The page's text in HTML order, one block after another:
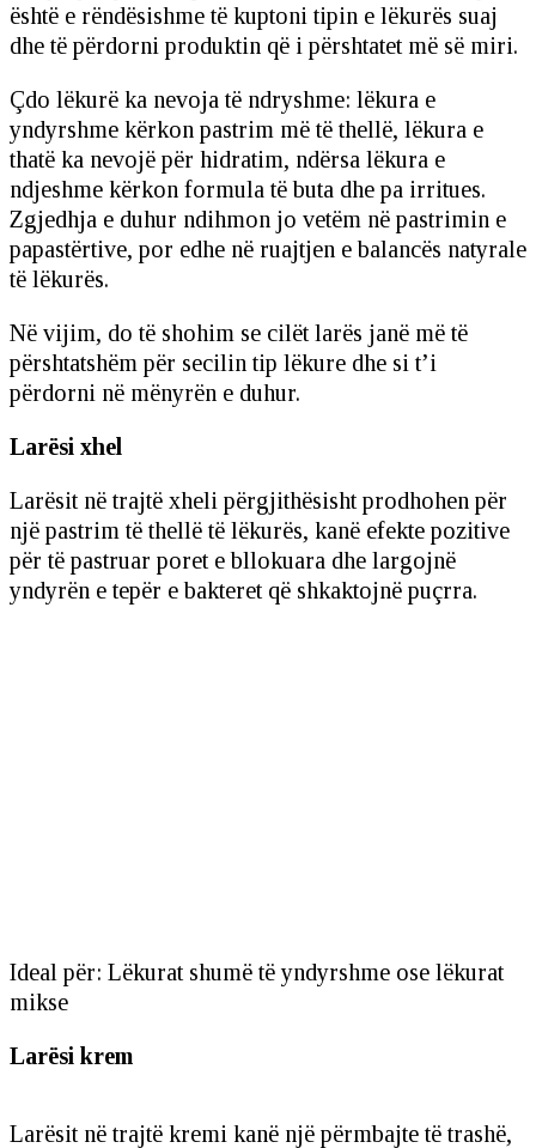
është e rëndësishme të kuptoni tipin e lëkurës suaj
dhe të përdorni produktin që i përshtatet më së miri.
Çdo lëkurë ka nevoja të ndryshme: lëkura e
yndyrshme kërkon pastrim më të thellë, lëkura e
thatë ka nevojë për hidratim, ndërsa lëkura e
ndjeshme kërkon formula të buta dhe pa irritues.
Zgjedhja e duhur ndihmon jo vetëm në pastrimin e
papastërtive, por edhe në ruajtjen e balancës natyrale
të lëkurës.
Në vijim, do të shohim se cilët larës janë më të
përshtatshëm për secilin tip lëkure dhe si t’i
përdorni në mënyrën e duhur.
Larësi xhel
Larësit në trajtë xheli përgjithësisht prodhohen për
një pastrim të thellë të lëkurës, kanë efekte pozitive
për të pastruar poret e bllokuara dhe largojnë
yndyrën e tepër e bakteret që shkaktojnë puçrra.
Ideal për: Lëkurat shumë të yndyrshme ose lëkurat
mikse
Larësi krem
Larësit në trajtë kremi kanë një përmbajte të trashë,